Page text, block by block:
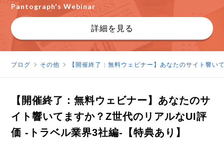
Pantograph's Webinar
詳細を見る
ブログ その他 【開催終了：無料ウェビナー】あなたのサイト響
【開催終了：無料ウェビナー】あなたのサ
イト響いてますか？Z世代のリアルなUI評
価 -トラベル業界3社編-【特典あり】